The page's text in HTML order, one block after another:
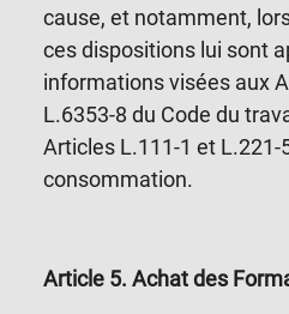
cause, et notamment,
ces dispositions lui sont
informations visées aux
L.6353-8 du Code du
Articles L.111-1 et L.221-
consommation.
Article 5. Achat des